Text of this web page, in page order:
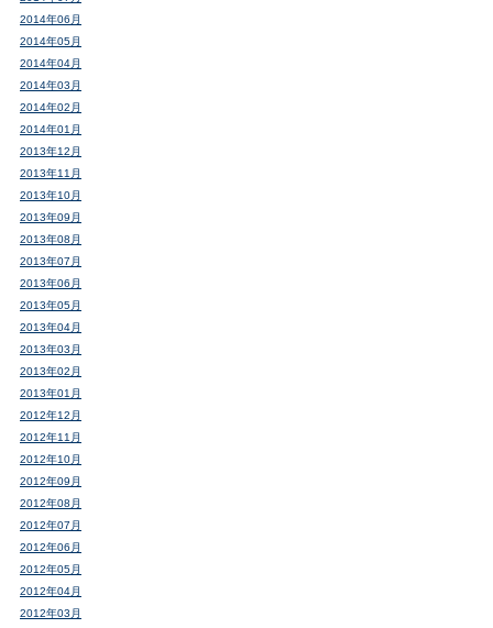
2014年06月
2014年05月
2014年04月
2014年03月
2014年02月
2014年01月
2013年12月
2013年11月
2013年10月
2013年09月
2013年08月
2013年07月
2013年06月
2013年05月
2013年04月
2013年03月
2013年02月
2013年01月
2012年12月
2012年11月
2012年10月
2012年09月
2012年08月
2012年07月
2012年06月
2012年05月
2012年04月
2012年03月